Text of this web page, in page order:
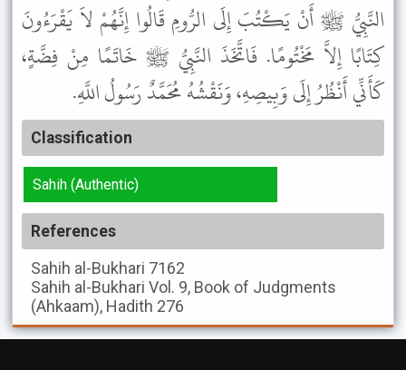
النَّبِيُّ ﷺ أَنْ يَكْتُبَ إِلَى الرُّومِ قَالُوا إِنَّهُمْ لاَ يَقْرَءُونَ
كِتَابًا إِلاَّ مَخْتُومًا. فَاتَّخَذَ النَّبِيُّ ﷺ خَاتَمًا مِنْ فِضَّةٍ،
كَأَنِّي أَنْظُرُ إِلَى وَبِيصِهِ، وَنَقْشُهُ مُحَمَّدٌ رَسُولُ اللَّهِ.
Classification
Sahih (Authentic)
References
Sahih al-Bukhari 7162
Sahih al-Bukhari Vol. 9, Book of Judgments
(Ahkaam), Hadith 276